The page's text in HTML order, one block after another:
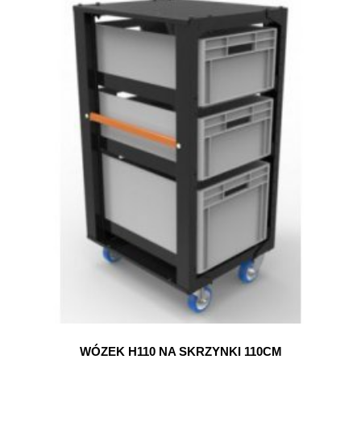
WÓZEK H110 NA SKRZYNKI 110CM